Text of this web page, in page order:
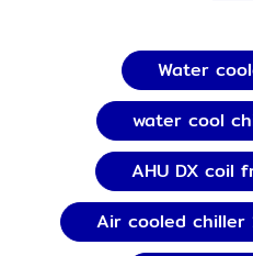
Water
water cool
AHU DX coil
Air cooled chiller